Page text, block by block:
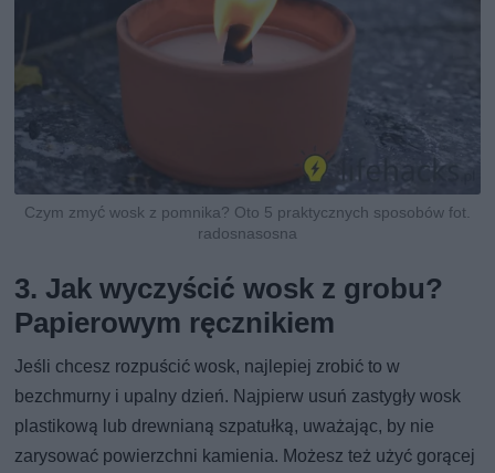
Czym zmyć wosk z pomnika? Oto 5 praktycznych sposobów fot.
radosnasosna
3. Jak wyczyścić wosk z grobu?
Papierowym ręcznikiem
Jeśli chcesz rozpuścić wosk, najlepiej zrobić to w
bezchmurny i upalny dzień. Najpierw usuń zastygły wosk
plastikową lub drewnianą szpatułką, uważając, by nie
zarysować powierzchni kamienia. Możesz też użyć gorącej